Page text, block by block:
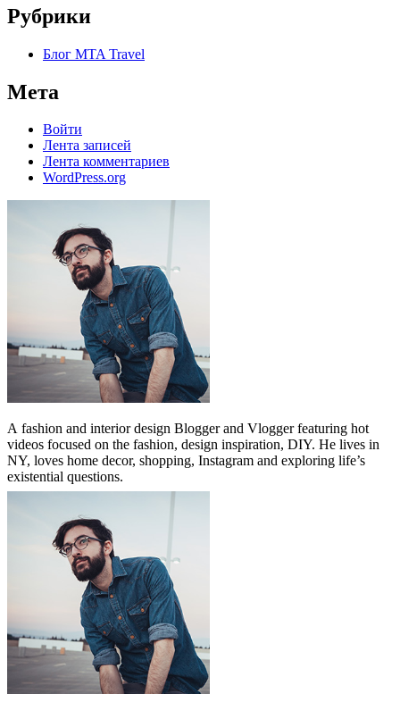
Рубрики
Блог MTA Travel
Мета
Войти
Лента записей
Лента комментариев
WordPress.org
A fashion and interior design Blogger and Vlogger featuring hot
videos focused on the fashion, design inspiration, DIY. He lives in
NY, loves home decor, shopping, Instagram and exploring life’s
existential questions.